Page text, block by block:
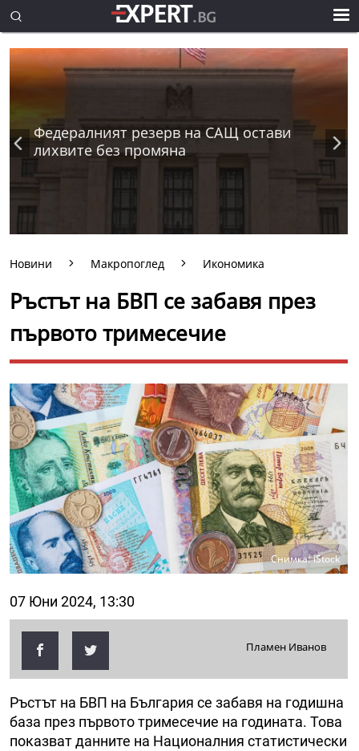
Федералният резерв на САЩ остави
лихвите без промяна
Новини Макропоглед Икономика
Ръстът на БВП се забавя през
първото тримесечие
Снимка: iStock
07 Юни 2024, 13:30
Пламен Иванов
Ръстът на БВП на България се забавя на годишна
база през първото тримесечие на годината. Това
показват данните на Националния статистически